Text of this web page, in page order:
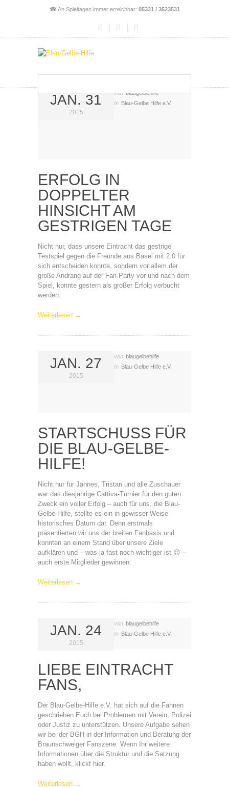
☎ An Spieltagen immer erreichbar: 05331 / 3523531
JAN. 31
2015
von blaugelbehilfe
In Blau-Gelbe Hilfe e.V.
ERFOLG IN
DOPPELTER
HINSICHT AM
GESTRIGEN TAGE
Nicht nur, dass unsere Eintracht das gestrige
Testspiel gegen die Freunde aus Basel mit 2:0 für
sich entscheiden konnte, sondern vor allem der
große Andrang auf der Fan-Party vor und nach dem
Spiel, konnte gestern als großer Erfolg verbucht
werden.
Weiterlesen →
JAN. 27
2015
von blaugelbehilfe
In Blau-Gelbe Hilfe e.V.
STARTSCHUSS FÜR
DIE BLAU-GELBE-
HILFE!
Nicht nur für Jannes, Tristan und alle Zuschauer
war das diesjährige Cattiva-Turnier für den guten
Zweck ein voller Erfolg – auch für uns, die Blau-
Gelbe-Hilfe, stellte es ein in gewisser Weise
historisches Datum dar. Denn erstmals
präsentierten wir uns der breiten Fanbasis und
konnten an einem Stand über unsere Ziele
aufklären und – was ja fast noch wichtiger ist 😉 –
auch erste Mitglieder gewinnen.
Weiterlesen →
JAN. 24
2015
von blaugelbehilfe
In Blau-Gelbe Hilfe e.V.
LIEBE EINTRACHT
FANS,
Der Blau-Gelbe-Hilfe e.V. hat sich auf die Fahnen
geschrieben Euch bei Problemen mit Verein, Polizei
oder Justiz zu unterstützen. Unsere Aufgabe sehen
wir bei der BGH in der Information und Beratung der
Braunschweiger Fanszene. Wenn Ihr weitere
Informationen über die Struktur und die Satzung
haben wollt, klickt hier.
Weiterlesen →